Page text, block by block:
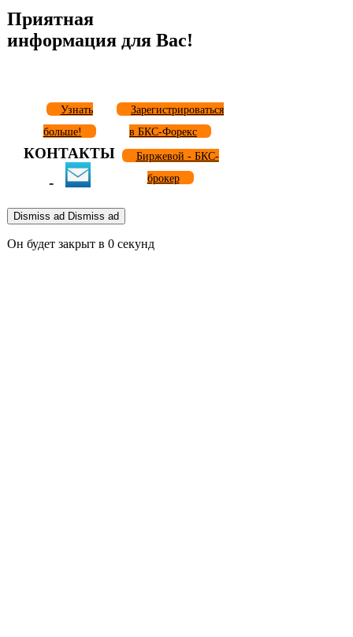
Приятная
информация для Вас!
Узнать
больше!
Зарегистрироваться
в БКС-Форекс
КОНТАКТЫ
-
Биржевой - БКС-
брокер
Dismiss ad Dismiss ad
Он будет закрыт в 0 секунд